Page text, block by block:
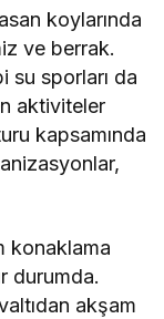
koylarında
ve berrak.
su sporları da
aktiviteler
kapsamında
konaklama
durumda.
akşam